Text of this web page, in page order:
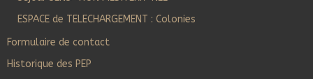
ESPACE de TELECHARGEMENT : Colonies
Formulaire de contact
Historique des PEP